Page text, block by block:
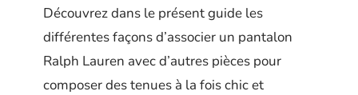
Découvrez dans le présent guide les
différentes façons d’associer un pantalon
Ralph Lauren avec d’autres pièces pour
composer des tenues à la fois chic et